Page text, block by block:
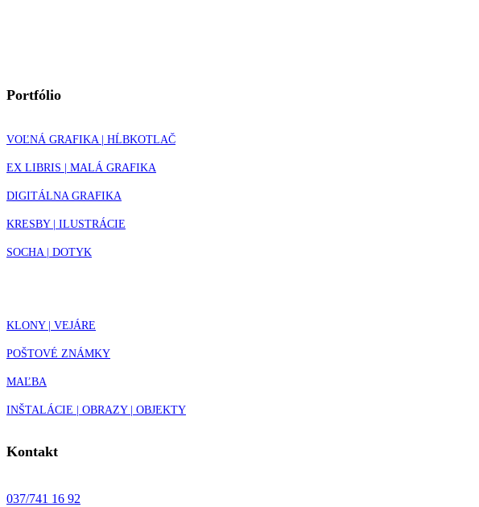
Portfólio
VOĽNÁ GRAFIKA | HĹBKOTLAČ
EX LIBRIS | MALÁ GRAFIKA
DIGITÁLNA GRAFIKA
KRESBY | ILUSTRÁCIE
SOCHA | DOTYK
KLONY | VEJÁRE
POŠTOVÉ ZNÁMKY
MAĽBA
INŠTALÁCIE | OBRAZY | OBJEKTY
Kontakt
037/741 16 92